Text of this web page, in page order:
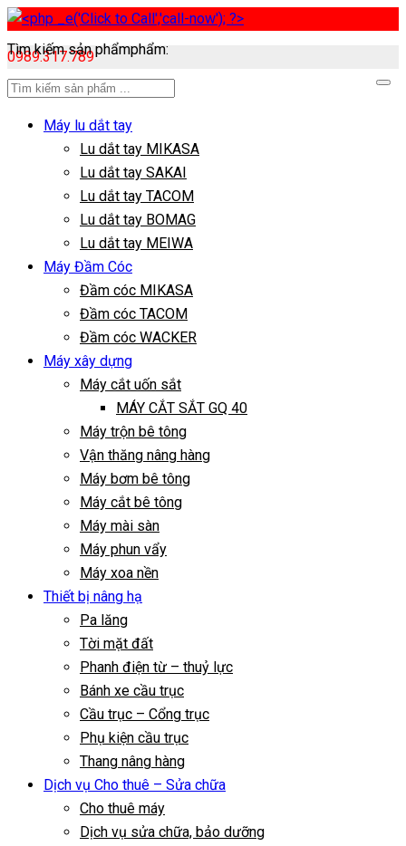
0989.317.789
Tìm kiếm sản phẩmphẩm:
Máy lu dắt tay
Lu dắt tay MIKASA
Lu dắt tay SAKAI
Lu dắt tay TACOM
Lu dắt tay BOMAG
Lu dắt tay MEIWA
Máy Đầm Cóc
Đầm cóc MIKASA
Đầm cóc TACOM
Đầm cóc WACKER
Máy xây dựng
Máy cắt uốn sắt
MÁY CẮT SẮT GQ 40
Máy trộn bê tông
Vận thăng nâng hàng
Máy bơm bê tông
Máy cắt bê tông
Máy mài sàn
Máy phun vẩy
Máy xoa nền
Thiết bị nâng hạ
Pa lăng
Tời mặt đất
Phanh điện từ – thuỷ lực
Bánh xe cầu trục
Cầu trục – Cổng trục
Phụ kiện cầu trục
Thang nâng hàng
Dịch vụ Cho thuê – Sửa chữa
Cho thuê máy
Dịch vụ sửa chữa, bảo dưỡng